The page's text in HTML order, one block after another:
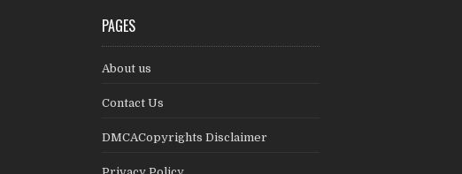
PAGES
About us
Contact Us
DMCACopyrights Disclaimer